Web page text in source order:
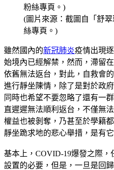
(圖片來源：截圖自「舒
絲專頁。)
雖然國內的新冠肺炎疫情出現
始境內已經解禁，然而，滯留
依舊無法返台，對此，自救會
進行靜坐陳情，除了是對於政
同時也希望不要忽略了還有一
直遲遲無法順利返台，不僅無
權益也被剝奪，乃甚至於學籍
靜坐跪求地的悲心舉措，是有
基本上，COVID-19爆發之際
設置的必要，但是，一旦是回